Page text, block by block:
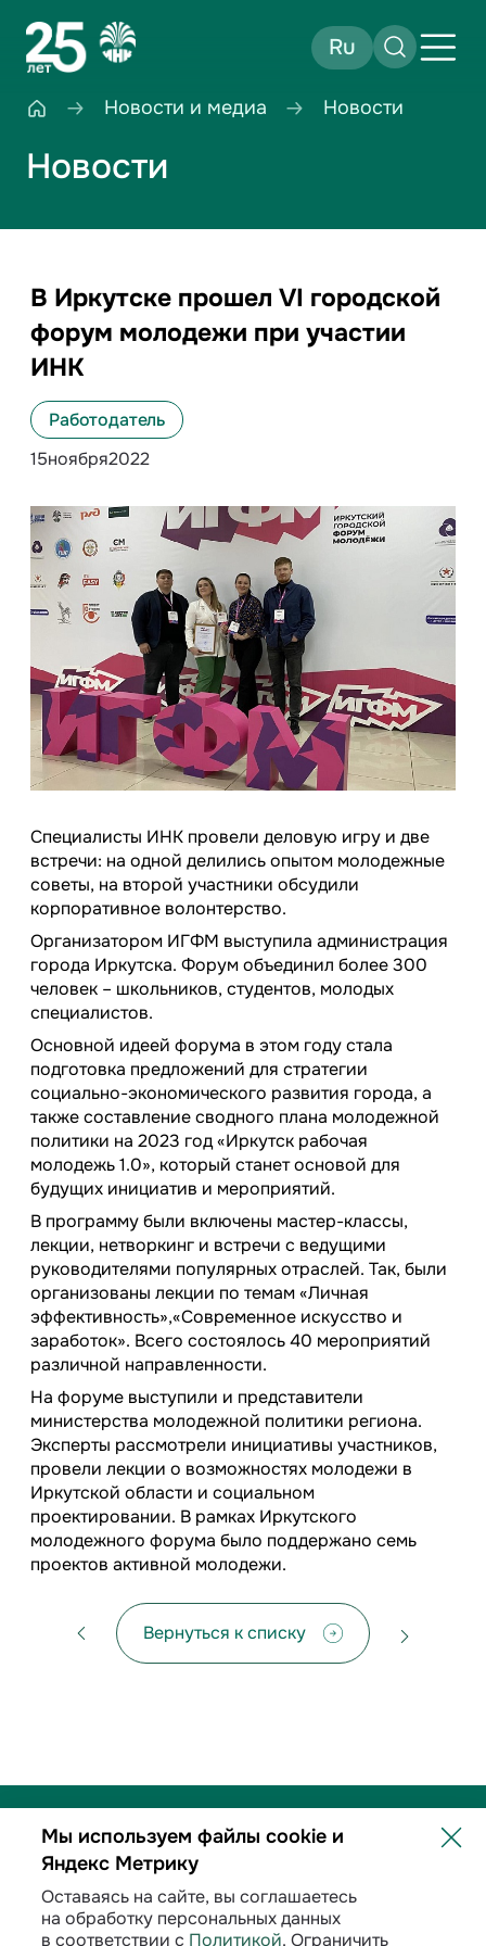
Ru
Новости и медиа Новости
Новости
В Иркутске прошел VI городской
форум молодежи при участии
ИНК
Работодатель
15ноября2022
Специалисты ИНК провели деловую игру и две
встречи: на одной делились опытом молодежные
советы, на второй участники обсудили
корпоративное волонтерство.
Организатором ИГФМ выступила администрация
города Иркутска. Форум объединил более 300
человек – школьников, студентов, молодых
специалистов.
Основной идеей форума в этом году стала
подготовка предложений для стратегии
социально-экономического развития города, а
также составление сводного плана молодежной
политики на 2023 год «Иркутск рабочая
молодежь 1.0», который станет основой для
будущих инициатив и мероприятий.
В программу были включены мастер-классы,
лекции, нетворкинг и встречи с ведущими
руководителями популярных отраслей. Так, были
организованы лекции по темам «Личная
эффективность»,«Современное искусство и
заработок». Всего состоялось 40 мероприятий
различной направленности.
На форуме выступили и представители
министерства молодежной политики региона.
Эксперты рассмотрели инициативы участников,
провели лекции о возможностях молодежи в
Иркутской области и социальном
проектировании. В рамках Иркутского
молодежного форума было поддержано семь
проектов активной молодежи.
Вернуться к списку
Политика обработки персональных данных
Договорные условия
Мы используем файлы cookie и
Яндекс Метрику
Оставаясь на сайте, вы соглашаетесь
на обработку персональных данных
в соответствии с Политикой. Ограничить